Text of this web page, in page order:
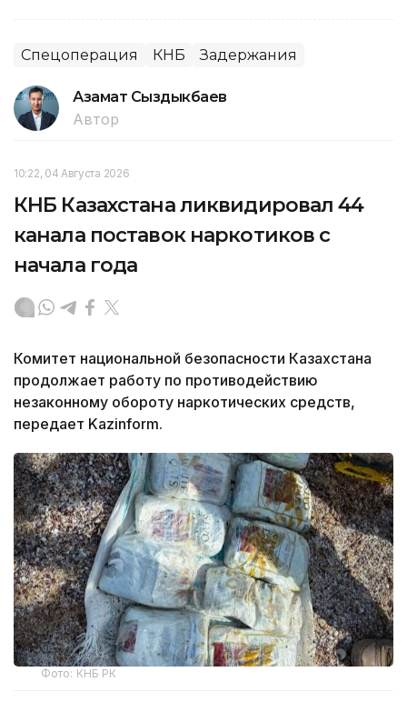
Спецоперация КНБ Задержания
Азамат Сыздыкбаев
Автор
10:22, 04 Августа 2026
КНБ Казахстана ликвидировал 44
канала поставок наркотиков с
начала года
Комитет национальной безопасности Казахстана
продолжает работу по противодействию
незаконному обороту наркотических средств,
передает Kazinform.
Фото: КНБ РК